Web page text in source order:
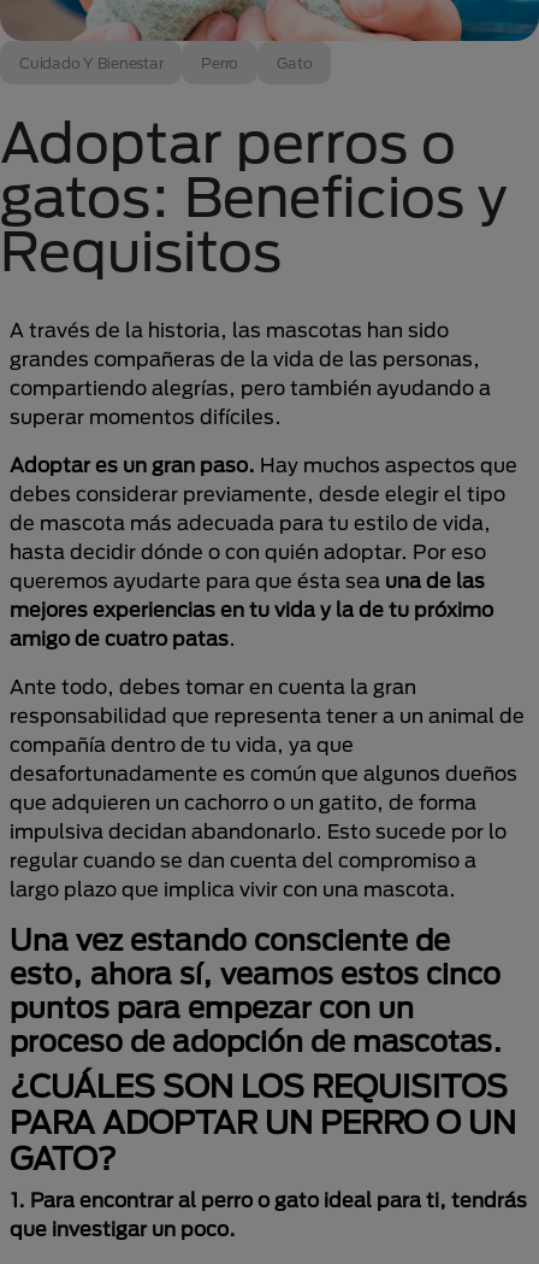
Cuidado Y Bienestar Perro Gato
Adoptar perros o
gatos: Beneficios y
Requisitos
A través de la historia, las mascotas han sido
grandes compañeras de la vida de las personas,
compartiendo alegrías, pero también ayudando a
superar momentos difíciles.
Adoptar es un gran paso. Hay muchos aspectos que
debes considerar previamente, desde elegir el tipo
de mascota más adecuada para tu estilo de vida,
hasta decidir dónde o con quién adoptar. Por eso
queremos ayudarte para que ésta sea una de las
mejores experiencias en tu vida y la de tu próximo
amigo de cuatro patas.
Ante todo, debes tomar en cuenta la gran
responsabilidad que representa tener a un animal de
compañía dentro de tu vida, ya que
desafortunadamente es común que algunos dueños
que adquieren un cachorro o un gatito, de forma
impulsiva decidan abandonarlo. Esto sucede por lo
regular cuando se dan cuenta del compromiso a
largo plazo que implica vivir con una mascota.
Una vez estando consciente de
esto, ahora sí, veamos estos cinco
puntos para empezar con un
proceso de adopción de mascotas.
¿CUÁLES SON LOS REQUISITOS
PARA ADOPTAR UN PERRO O UN
GATO?
1. Para encontrar al perro o gato ideal para ti, tendrás
que investigar un poco.